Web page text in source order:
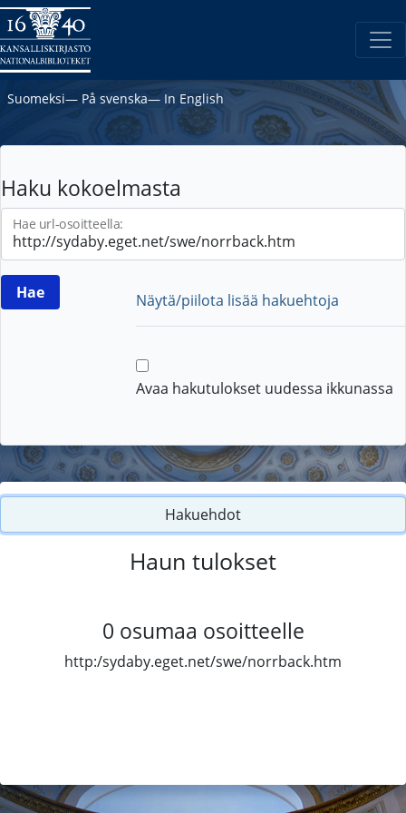
Suomeksi― På svenska― In English
Haku kokoelmasta
Hae url-osoitteella:
Näytä/piilota lisää hakuehtoja
Avaa hakutulokset uudessa ikkunassa
Hakuehdot
Haun tulokset
0 osumaa osoitteelle
http:/sydaby.eget.net/swe/norrback.htm